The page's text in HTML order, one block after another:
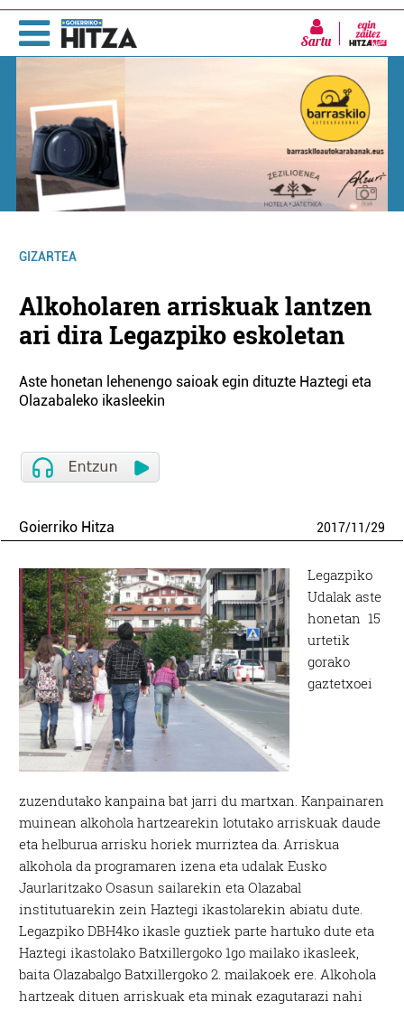
Sartu
GIZARTEA
Alkoholaren arriskuak lantzen
ari dira Legazpiko eskoletan
Aste honetan lehenengo saioak egin dituzte Haztegi eta
Olazabaleko ikasleekin
Goierriko Hitza 2017/11/29
Legazpiko
Udalak aste
honetan 15
urtetik
gorako
gaztetxoei
zuzendutako kanpaina bat jarri du martxan. Kanpainaren
muinean alkohola hartzearekin lotutako arriskuak daude
eta helburua arrisku horiek murriztea da. Arriskua
alkohola da programaren izena eta udalak Eusko
Jaurlaritzako Osasun sailarekin eta Olazabal
institutuarekin zein Haztegi ikastolarekin abiatu dute.
Legazpiko DBH4ko ikasle guztiek parte hartuko dute eta
Haztegi ikastolako Batxillergoko 1go mailako ikasleek,
baita Olazabalgo Batxillergoko 2. mailakoek ere. Alkohola
hartzeak dituen arriskuak eta minak ezagutarazi nahi